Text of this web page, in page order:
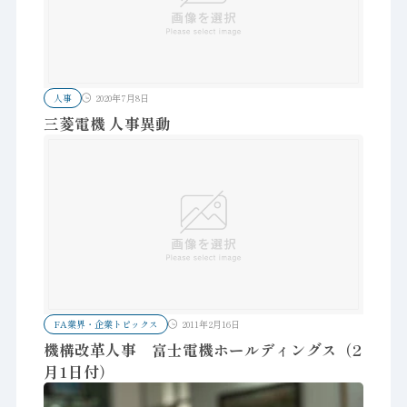
人事 2020年7月8日
三菱電機 人事異動
FA業界・企業トピックス 2011年2月16日
機構改革人事 富士電機ホールディングス（2
月1日付）